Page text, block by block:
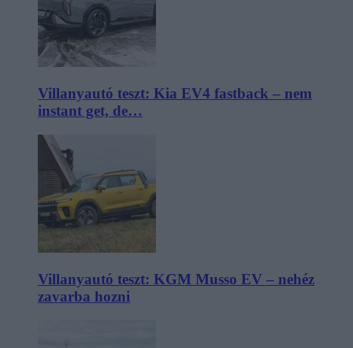
Villanyautó teszt: Kia EV4 fastback – nem
instant get, de…
Villanyautó teszt: KGM Musso EV – nehéz
zavarba hozni